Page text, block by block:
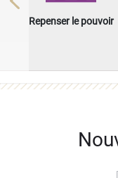
Repenser le pouvoir
Previous